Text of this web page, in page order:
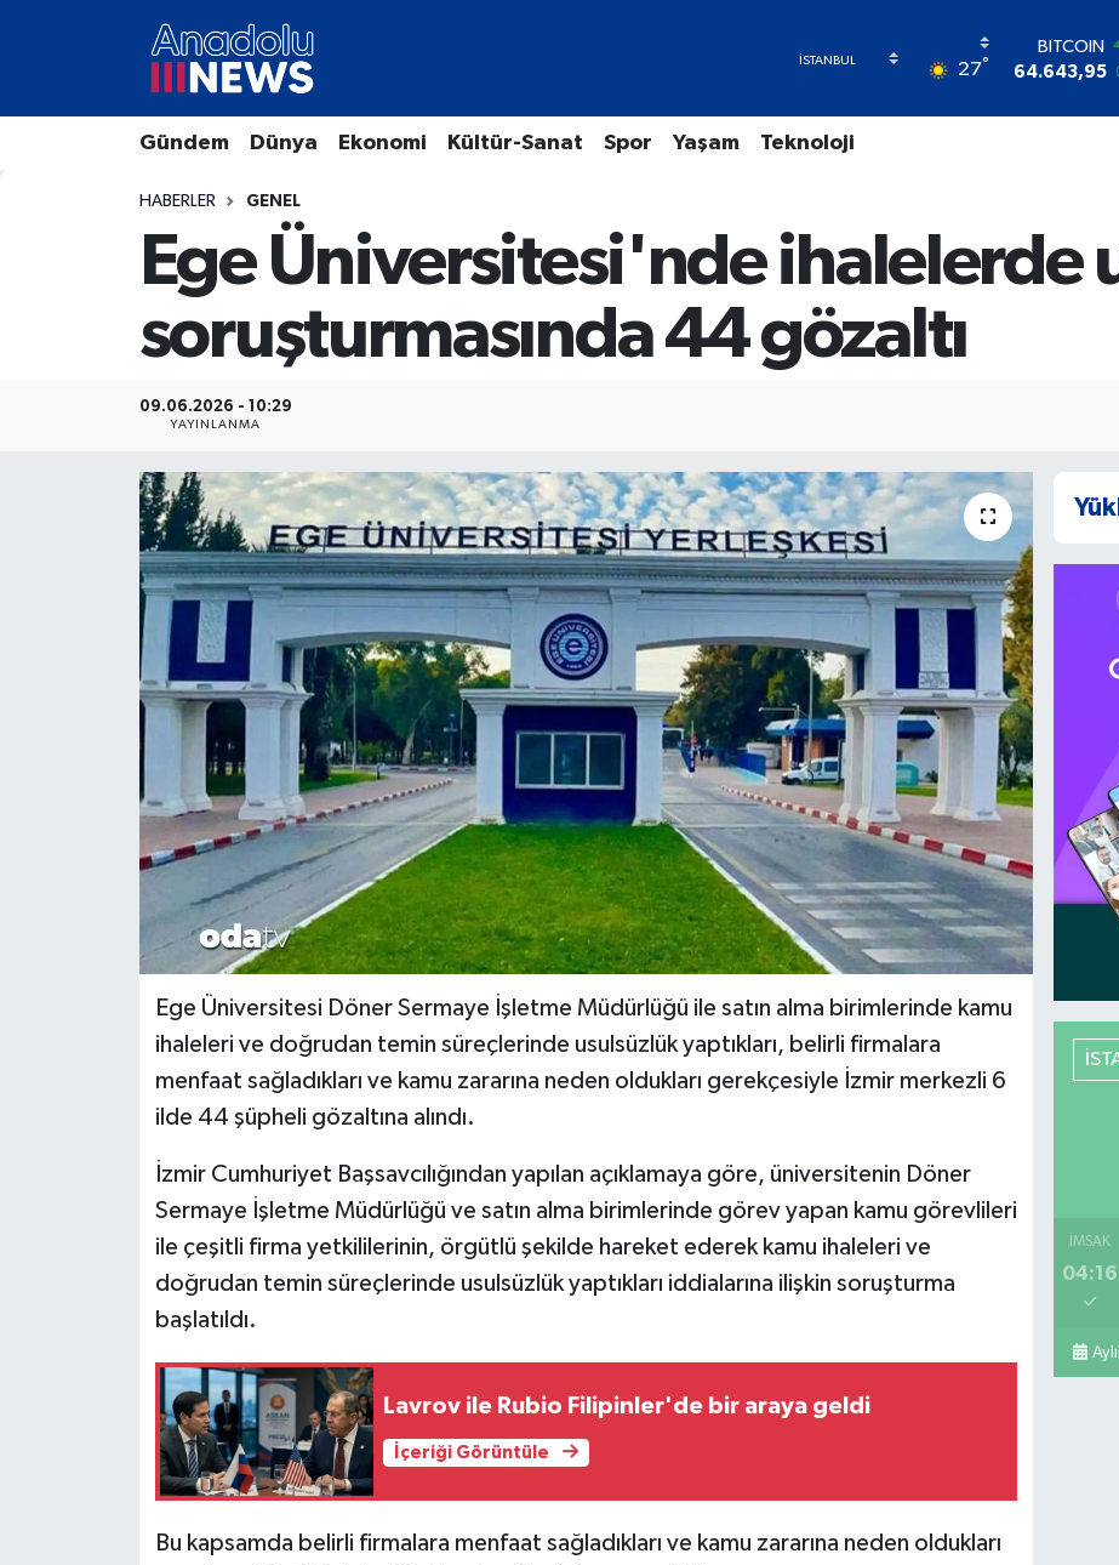
27°
BITCOIN
64.643,95
GRAM
6500.87
Gündem Dünya Ekonomi Kültür-Sanat Spor Yaşam Teknoloji
HABERLER GENEL
Ege Üniversitesi'nde ihalelerde
soruşturmasında 44 gözaltı
09.06.2026 - 10:29
YAYINLANMA
Ege Üniversitesi Döner Sermaye İşletme Müdürlüğü ile satın alma birimlerinde kamu
ihaleleri ve doğrudan temin süreçlerinde usulsüzlük yaptıkları, belirli firmalara
menfaat sağladıkları ve kamu zararına neden oldukları gerekçesiyle İzmir merkezli 6
ilde 44 şüpheli gözaltına alındı.
İzmir Cumhuriyet Başsavcılığından yapılan açıklamaya göre, üniversitenin Döner
Sermaye İşletme Müdürlüğü ve satın alma birimlerinde görev yapan kamu görevlileri
ile çeşitli firma yetkililerinin, örgütlü şekilde hareket ederek kamu ihaleleri ve
doğrudan temin süreçlerinde usulsüzlük yaptıkları iddialarına ilişkin soruşturma
başlatıldı.
Lavrov ile Rubio Filipinler'de bir araya geldi
İçeriği Görüntüle
Bu kapsamda belirli firmalara menfaat sağladıkları ve kamu zararına neden oldukları
İMSAK
04:16
Hava Durumu
Trafik Durumu
Tüm Manşetler
Son Dakika Haberleri
Haber Arşivi